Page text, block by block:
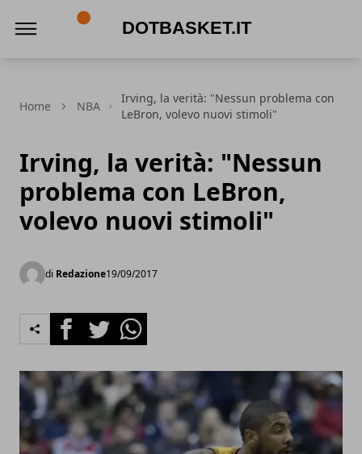
Home NBA
Irving, la verità: "Nessun problema con
LeBron, volevo nuovi stimoli"
Irving, la verità: "Nessun
problema con LeBron,
volevo nuovi stimoli"
di Redazione19/09/2017
FacebookTwitterWhatsapp